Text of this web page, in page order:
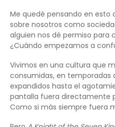
Me quedé pensando en esto
sobre nosotros como
alguien nos dé permiso para
¿Cuándo empezamos a
Vivimos en una cultura que
consumidas, en temporadas
expandidos hasta el
pantalla fuera directamente
Como si más siempre fuera